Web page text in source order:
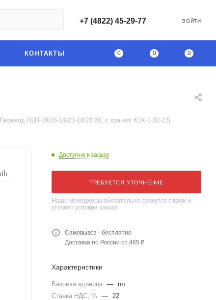
+7 (4822) 45-29-77 ВОЙТИ
0 0 0
КОНТАКТЫ
Переход П2П-19/26-14/23-14/23 ХС с краном К1Х-1-32-2,5
Доступно к заказу
ТРЕБУЕТСЯ УТОЧНЕНИЕ
Наши менеджеры обязательно свяжутся с вами и
уточнят условия заказа
Самовывоз - бесплатно
Доставка по России от 465 ₽
Характеристики
Базовая единица —
шт
Ставка НДС, %
— 22